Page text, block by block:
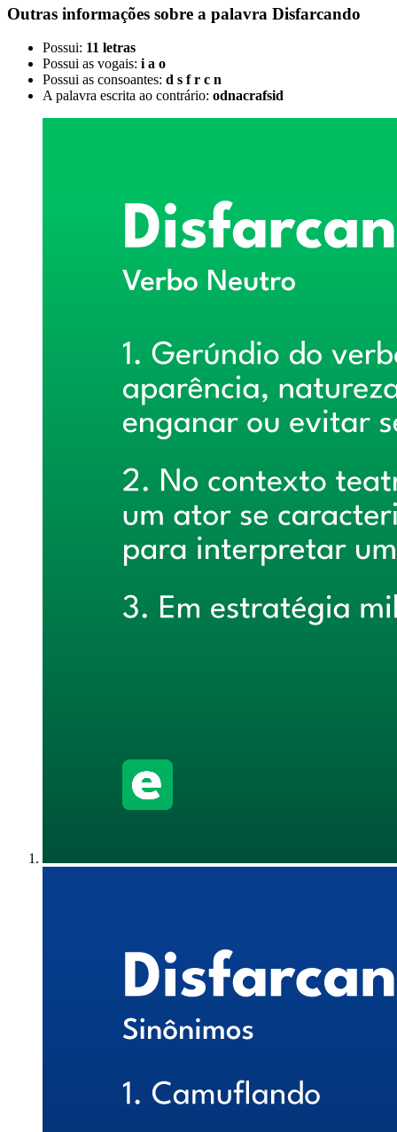
Outras informações sobre a palavra Disfarcando
Possui: 11 letras
Possui as vogais: i a o
Possui as consoantes: d s f r c n
A palavra escrita ao contrário: odnacrafsid